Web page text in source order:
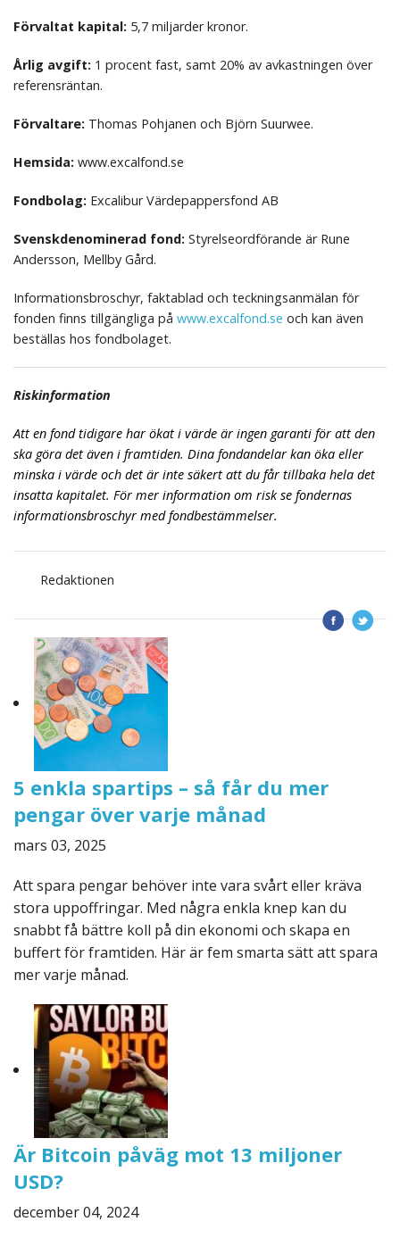
Förvaltat kapital: 5,7 miljarder kronor.
Årlig avgift: 1 procent fast, samt 20% av avkastningen över
referensräntan.
Förvaltare: Thomas Pohjanen och Björn Suurwee.
Hemsida: www.excalfond.se
Fondbolag: Excalibur Värdepappersfond AB
Svenskdenominerad fond: Styrelseordförande är Rune
Andersson, Mellby Gård.
Informationsbroschyr, faktablad och teckningsanmälan för
fonden finns tillgängliga på www.excalfond.se och kan även
beställas hos fondbolaget.
Riskinformation
Att en fond tidigare har ökat i värde är ingen garanti för att den
ska göra det även i framtiden. Dina fondandelar kan öka eller
minska i värde och det är inte säkert att du får tillbaka hela det
insatta kapitalet. För mer information om risk se fondernas
informationsbroschyr med fondbestämmelser.
Redaktionen
5 enkla spartips – så får du mer
pengar över varje månad
mars 03, 2025
Att spara pengar behöver inte vara svårt eller kräva
stora uppoffringar. Med några enkla knep kan du
snabbt få bättre koll på din ekonomi och skapa en
buffert för framtiden. Här är fem smarta sätt att spara
mer varje månad.
Är Bitcoin påväg mot 13 miljoner
USD?
december 04, 2024